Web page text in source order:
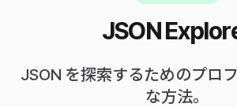
JSON
JSON を探索するためのプロ
な方法。